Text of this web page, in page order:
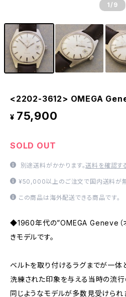
1 /9
<2202-3612> OMEGA
¥ 75,900
SOLD OUT
別途送料がかかります。送料を確認す
¥50,000以上のご注文で国内送料が無
この商品は海外配送できる商品です。
◆1960年代の”OMEGA Geneve（オ
きモデルです。
ベルトを取り付けるラグまでが一体
洗練された印象を与える当時の流行
同じようなモデルが多数見受けられ